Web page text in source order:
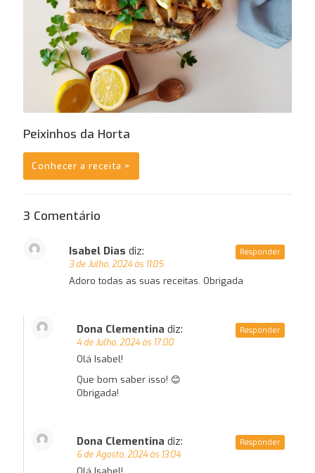
Peixinhos da Horta
Conhecer a receita >
3 Comentário
Isabel Dias diz:
3 de Julho, 2024 às 11:05
Adoro todas as suas receitas. Obrigada
Responder
Dona Clementina diz:
4 de Julho, 2024 às 17:00
Olá Isabel!
Que bom saber isso! 😊
Obrigada!
Responder
Dona Clementina diz:
6 de Agosto, 2024 às 13:04
Responder